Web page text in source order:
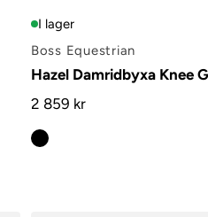
I lager
Boss Equestrian
Hazel Damridbyxa Knee
2 859 kr